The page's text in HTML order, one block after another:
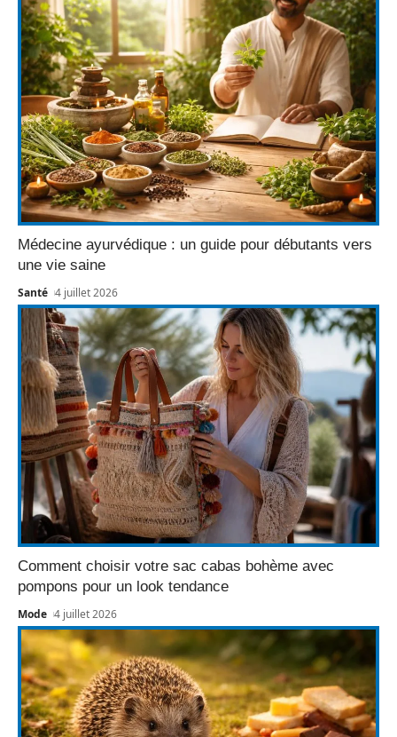
Médecine ayurvédique : un guide pour débutants vers
une vie saine
Santé 4 juillet 2026
Comment choisir votre sac cabas bohème avec
pompons pour un look tendance
Mode 4 juillet 2026